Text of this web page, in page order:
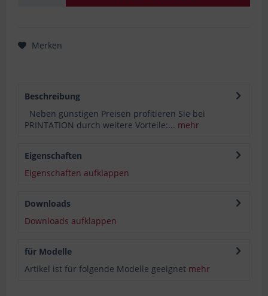
Merken
Beschreibung
Neben günstigen Preisen profitieren Sie bei
PRINTATION durch weitere Vorteile:... mehr
Eigenschaften
Eigenschaften aufklappen
Downloads
Downloads aufklappen
für Modelle
Artikel ist für folgende Modelle geeignet mehr